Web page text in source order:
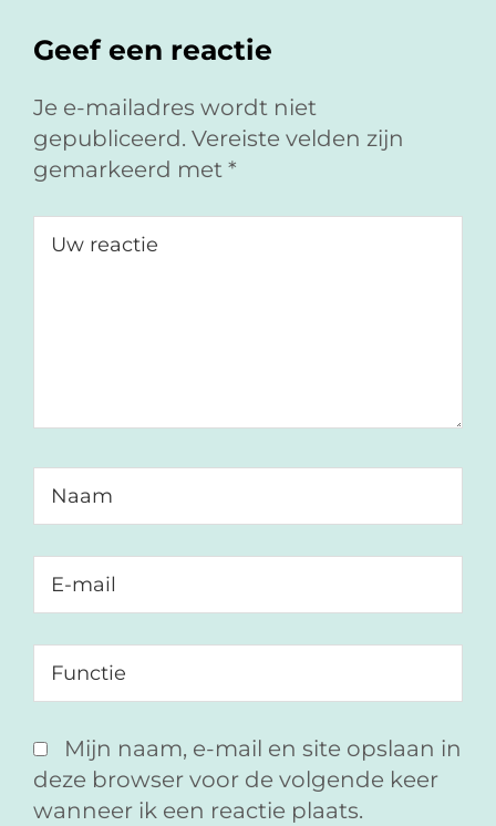
b
k
e
n
Interacties
Geef een reactie
Je e-mailadres wordt niet
gepubliceerd. Vereiste velden zijn
gemarkeerd met *
Mijn naam, e-mail en site opslaan in
deze browser voor de volgende keer
wanneer ik een reactie plaats.